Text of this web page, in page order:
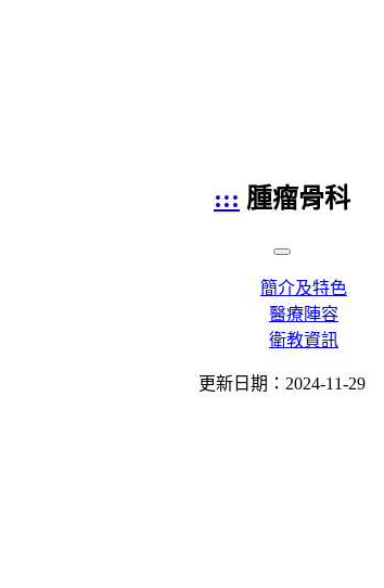
::: 腫瘤骨科
簡介及特色
醫療陣容
衛教資訊
更新日期：2024-11-29